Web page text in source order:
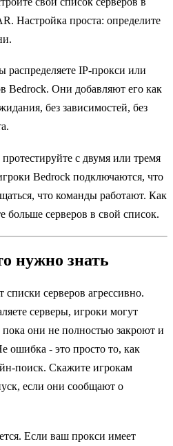
Настройка проста: определите
распределяете IP-прокси или
Bedrock. Они добавляют его как
без зависимостей, без
с двумя или тремя
Bedrock подключаются, что
что команды работают. Как
больше серверов в свой список.
нужно знать
серверов агрессивно.
серверы, игроки могут
они не полностью закроют и
ошибка - это просто то, как
поиск. Скажите игрокам
если они сообщают о
Если ваш прокси имеет